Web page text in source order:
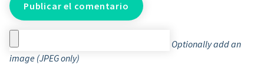
Optionally add an
image (JPEG only)